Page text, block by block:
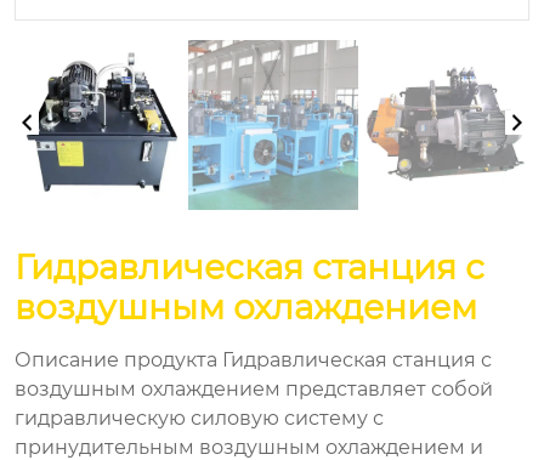
Гидравлическая станция с
воздушным охлаждением
Описание продукта Гидравлическая станция с
воздушным охлаждением представляет собой
гидравлическую силовую систему с
принудительным воздушным охлаждением и